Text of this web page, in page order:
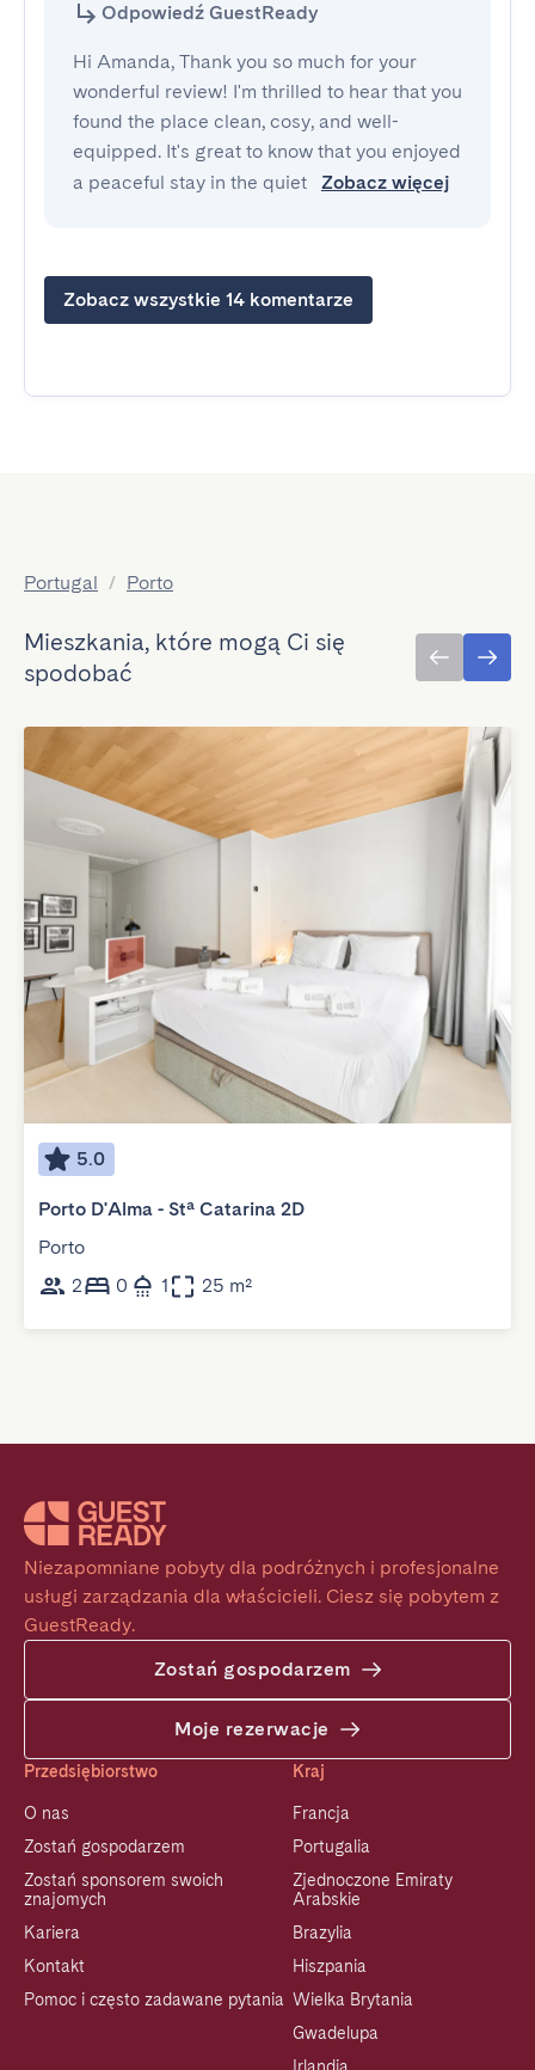
Odpowiedź GuestReady
Hi Amanda, Thank you so much for your
wonderful review! I'm thrilled to hear that you
found the place clean, cosy, and well-
equipped. It's great to know that you enjoyed
a peaceful stay in the quiet
Zobacz więcej
Zobacz wszystkie 14 komentarze
Portugal / Porto
Mieszkania, które mogą Ci się
spodobać
5.0
Porto D'Alma - Stª Catarina 2D
Porto
2
0 1 25 m²
Niezapomniane pobyty dla podróżnych i profesjonalne
usługi zarządzania dla właścicieli. Ciesz się pobytem z
GuestReady.
Zostań gospodarzem
Moje rezerwacje
Przedsiębiorstwo
O nas
Zostań gospodarzem
Zostań sponsorem swoich
znajomych
Kariera
Kontakt
Pomoc i często zadawane pytania
Kraj
Francja
Portugalia
Zjednoczone Emiraty
Arabskie
Brazylia
Hiszpania
Wielka Brytania
Gwadelupa